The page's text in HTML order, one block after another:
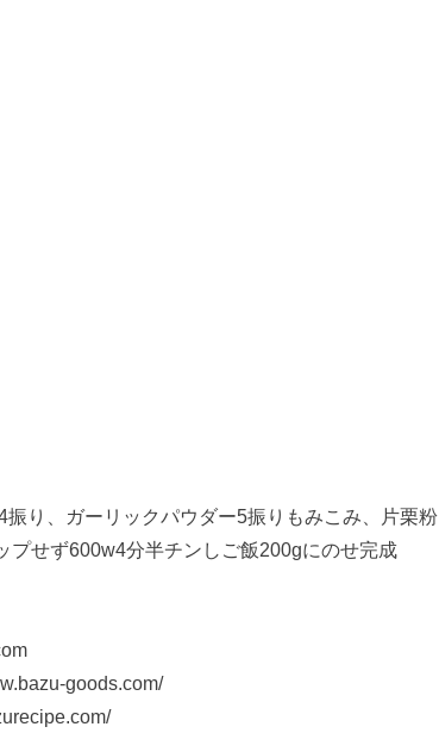
り、ガーリックパウダー5振りもみこみ、片栗粉
せず600w4分半チンしご飯200gにのせ完成
goods.com/